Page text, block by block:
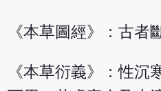
《本草圖經》：古者
《本草衍義》：性沉